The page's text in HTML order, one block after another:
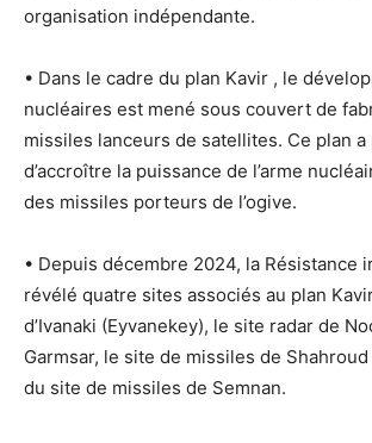
organisation indépendante.
• Dans le cadre du plan Kavir , le
nucléaires est mené sous couvert de
missiles lanceurs de satellites. Ce plan a
d’accroître la puissance de l’arme
des missiles porteurs de l’ogive.
• Depuis décembre 2024, la Résistance
révélé quatre sites associés au plan
d’Ivanaki (Eyvanekey), le site radar de
Garmsar, le site de missiles de Shahroud
du site de missiles de Semnan.